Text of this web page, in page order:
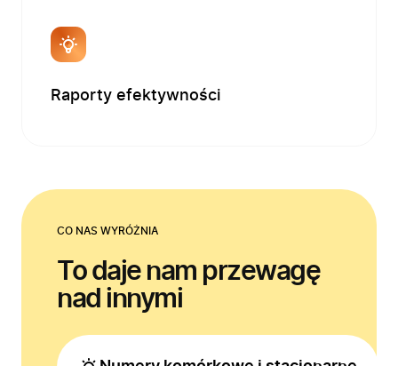
Raporty efektywności
CO NAS WYRÓŻNIA
To daje nam przewagę
nad innymi